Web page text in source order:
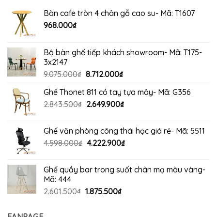
Bàn cafe tròn 4 chân gỗ cao su- Mã: T1607
968.000₫
Bộ bàn ghế tiếp khách showroom- Mã: T175-
3x2147
9.075.000₫ Giá
là:
9.075.000₫.
8.712.000₫Giá
tại
là:
Ghế Thonet 811 có tay tựa mây- Mã: G356
2.843.500₫ Giá
2.843.500₫.
2.649.900₫Giá
là:
2.649.900₫.
Ghế văn phòng công thái học giá rẻ- Mã: 5511
4.598.000₫ Giá
4.598.000₫.
4.222.900₫Giá
là:
Ghế quầy bar trong suốt chân mạ màu vàng-
Mã: 444
2.601.500₫ Giá
1.875.500₫Giá